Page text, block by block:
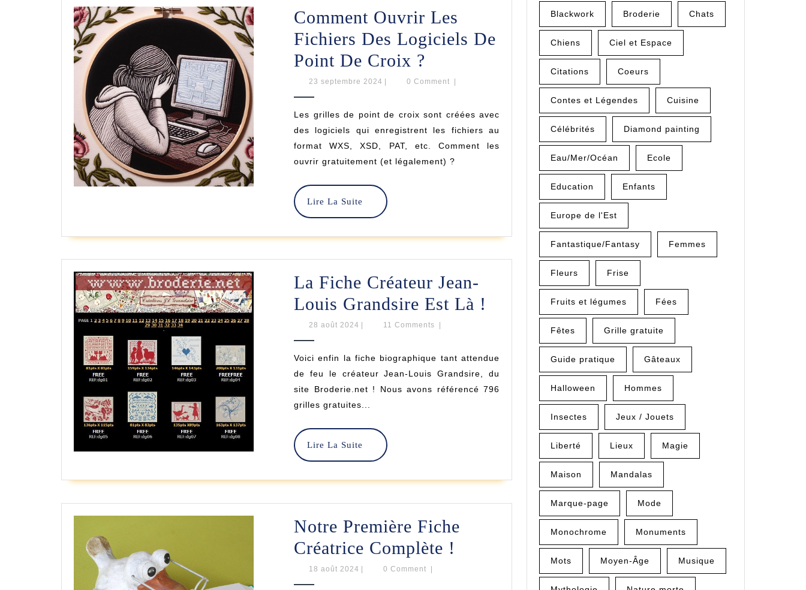
Comment Ouvrir Les
Fichiers Des Logiciels De
Point De Croix ?
Ouvrir
Fichiers
Des
Logiciels
De
?
23 septembre 2024 23
| 0 Comment |
Les grilles de point de croix sont créées avec
des logiciels qui enregistrent les fichiers au
format WXS, XSD, PAT, etc. Comment les
ouvrir gratuitement (et légalement) ?
Lire La Suite
Lire
La
La Fiche Créateur Jean-
Louis Grandsire Est Là !
Créateur
Jean-
Louis
Grandsire
!
28 août 2024 28
11 Comments
Voici enfin la fiche biographique tant attendue
de feu le créateur Jean-Louis Grandsire, du
site Broderie.net ! Nous avons référencé 796
grilles gratuites...
Lire La Suite
Lire
La
Notre Première Fiche
Créatrice Complète !
18 août 2024 18
| 0 Comment |
Blackwork Broderie Chats
Chiens Ciel et Espace
Citations Coeurs
Contes et Légendes Cuisine
Célébrités Diamond painting
Eau/Mer/Océan Ecole
Education Enfants
Europe de l'Est
Fantastique/Fantasy Femmes
Fleurs Frise
Fruits et légumes Fées
Fêtes Grille gratuite
Guide pratique Gâteaux
Halloween Hommes
Insectes Jeux / Jouets
Liberté Lieux Magie
Maison Mandalas
Marque-page Mode
Monochrome Monuments
Mots Moyen-Âge Musique